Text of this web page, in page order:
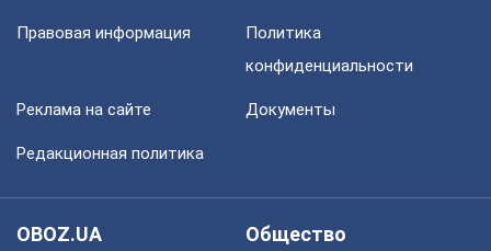
Правовая информация
Политика
конфиденциальности
Реклама на сайте Документы
Редакционная политика
OBOZ.UA
Общество